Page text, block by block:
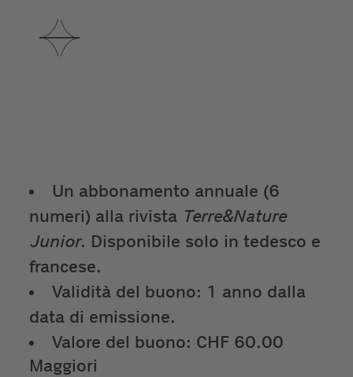
Un abbonamento annuale (6
numeri) alla rivista Terre&Nature
Junior. Disponibile solo in tedesco e
francese.
Validità del buono: 1 anno dalla
data di emissione.
Valore del buono: CHF 60.00
Maggiori